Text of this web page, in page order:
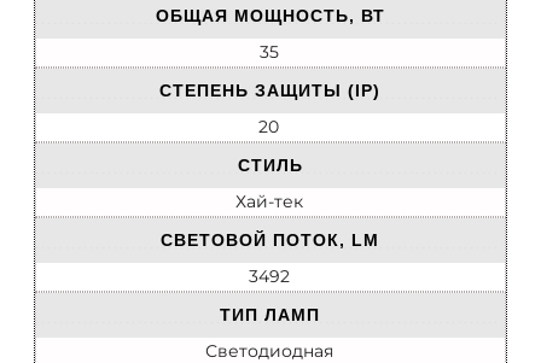
ОБЩАЯ МОЩНОСТЬ, ВТ
35
СТЕПЕНЬ ЗАЩИТЫ (IP)
20
СТИЛЬ
Хай-тек
СВЕТОВОЙ ПОТОК, LM
3492
ТИП ЛАМП
Светодиодная